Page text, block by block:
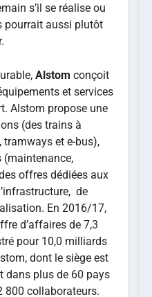
s’il se réalise ou
pourrait aussi plutôt
Alstom conçoit
et services
Alstom propose une
(des trains à
tramways et e-bus),
(maintenance,
offres dédiées aux
de
En 2016/17,
d’affaires de 7,3
pour 10,0 milliards
dont le siège est
dans plus de 60 pays
800 collaborateurs.